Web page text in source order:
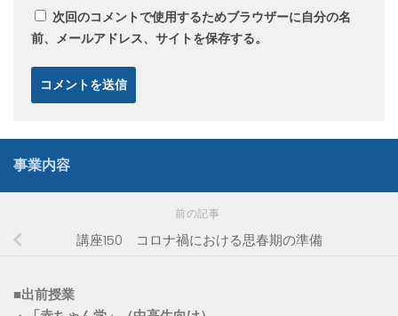
次回のコメントで使用するためブラウザーに自分の名
前、メールアドレス、サイトを保存する。
事業内容
前の記事
講座150 コロナ禍における思春期の準備
■出前授業